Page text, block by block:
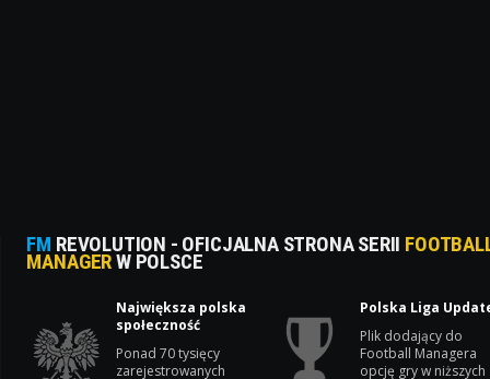
FM REVOLUTION - OFICJALNA STRONA SERII
MANAGERW POLSCE
Największa polska
społeczność
Ponad 70 tysięcy
zarejestrowanych
Polska Liga
Plik dodający do
Football Managera
opcję gry w niższych